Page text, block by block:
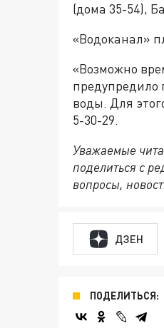
(дома 35-54),
«Водоканал»
«Возможно
предупредило
воды. Для
5-30-29.
Уважаемые
поделиться с
вопросы,
ДЗЕН
ПОДЕЛИТЬСЯ: